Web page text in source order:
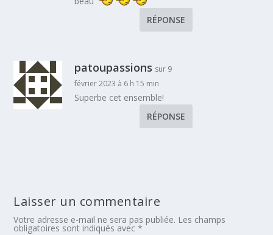
RÉPONSE
patoupassions sur 9
février 2023 à 6 h 15 min
Superbe cet ensemble!
RÉPONSE
Laisser un commentaire
Votre adresse e-mail ne sera pas publiée. Les champs
obligatoires sont indiqués avec*